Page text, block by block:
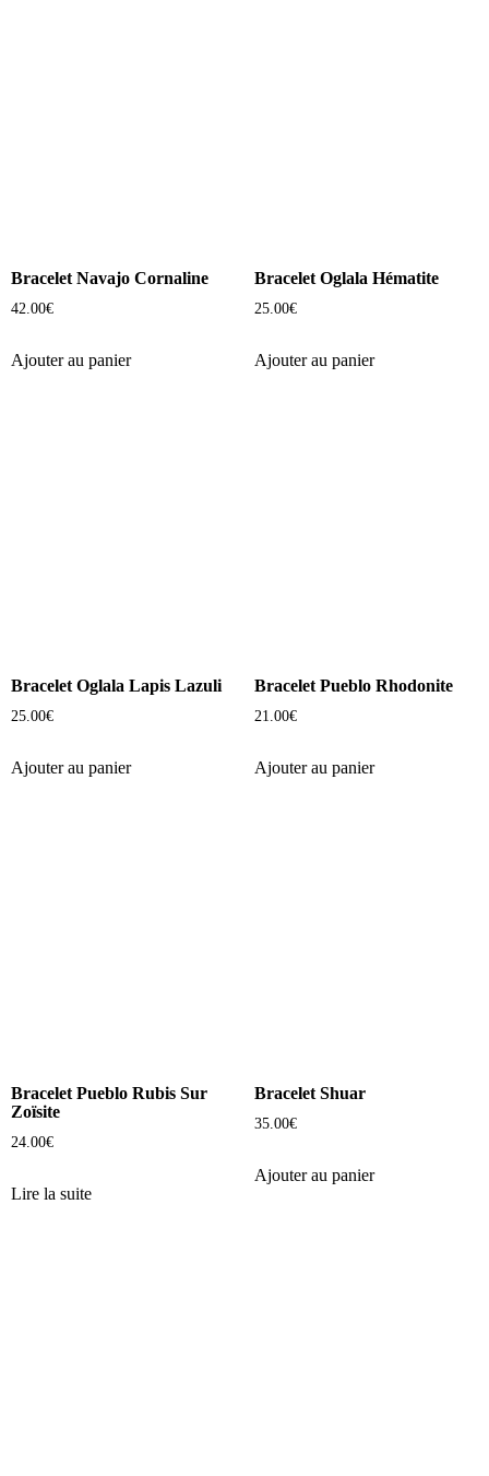
Bracelet Navajo Cornaline
42.00€
Ajouter au panier
Bracelet Oglala Hématite
25.00€
Ajouter au panier
Bracelet Oglala Lapis Lazuli
25.00€
Ajouter au panier
Bracelet Pueblo Rhodonite
21.00€
Ajouter au panier
Bracelet Pueblo Rubis Sur
Zoïsite
24.00€
Lire la suite
Bracelet Shuar
35.00€
Ajouter au panier